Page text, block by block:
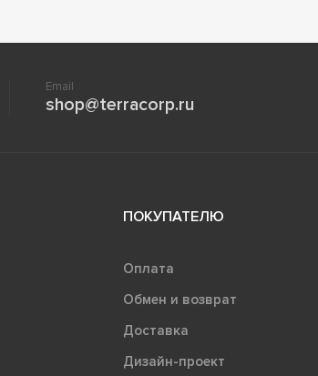
Email
shop@terracorp.ru
ПОКУПАТЕЛЮ
Оплата
Обмен и возврат
Доставка
Дизайн-проект